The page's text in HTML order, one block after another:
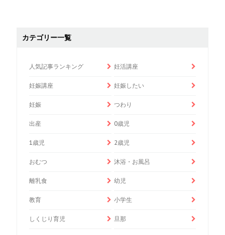
カテゴリー一覧
人気記事ランキング 妊活講座
妊娠講座 妊娠したい
妊娠 つわり
出産 0歳児
1歳児 2歳児
おむつ 沐浴・お風呂
離乳食 幼児
教育 小学生
しくじり育児 旦那